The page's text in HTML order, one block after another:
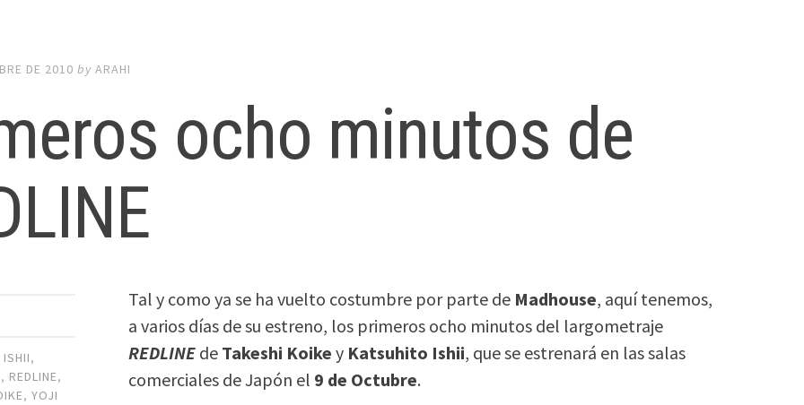
DE 2010 byARAHI
ocho minutos de
ISHII,
, REDLINE,
,YOJI
Tal y como ya se ha vuelto costumbre por parte de Madhouse, aquí tenemos,
a varios días de su estreno, los primeros ocho minutos del largometraje
REDLINE de Takeshi Koike y Katsuhito Ishii, que se estrenará en las salas
comerciales de Japón el 9 de Octubre.